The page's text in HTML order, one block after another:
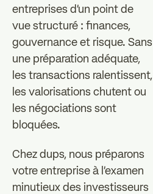
entreprises d'un point de
vue structuré : finances,
gouvernance et risque. Sans
une préparation adéquate,
les transactions ralentissent,
les valorisations chutent ou
les négociations sont
bloquées.
Chez dups, nous préparons
votre entreprise à l'examen
minutieux des investisseurs